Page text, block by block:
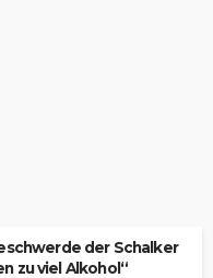
der Schalker
zu viel Alkohol“